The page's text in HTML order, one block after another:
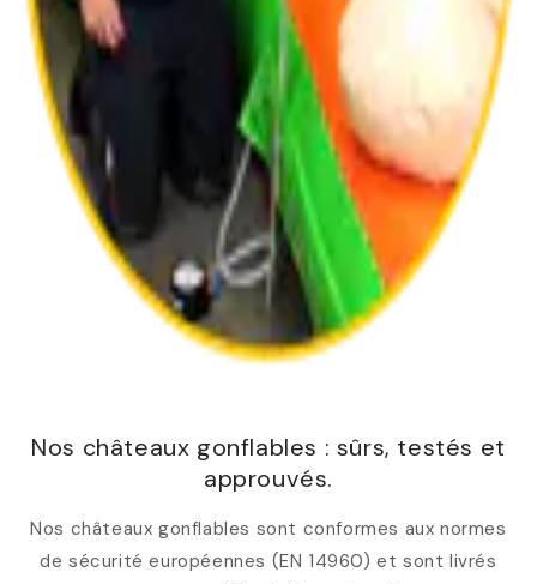
Nos châteaux gonflables : sûrs, testés et
approuvés.
Nos châteaux gonflables sont conformes aux normes
de sécurité européennes (EN 14960) et sont livrés